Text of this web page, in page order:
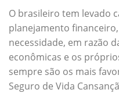
O brasileiro tem levado
planejamento
necessidade, em razão
econômicas e os
sempre são os mais
Seguro de Vida